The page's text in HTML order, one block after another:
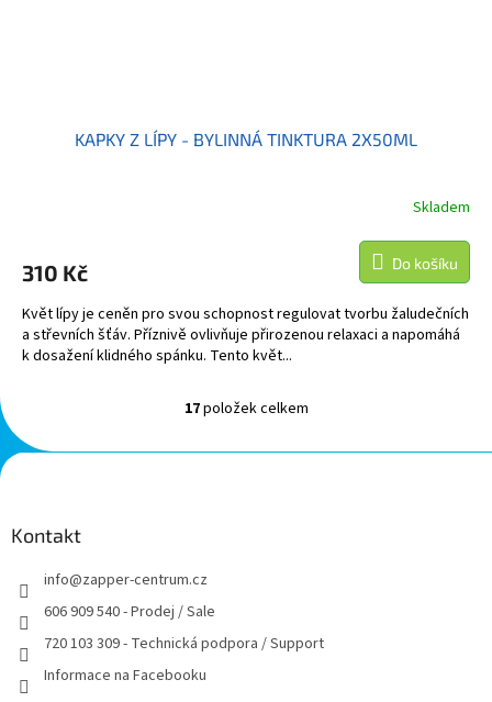
KAPKY Z LÍPY - BYLINNÁ TINKTURA 2X50ML
Skladem
310 Kč Do košíku
Květ lípy je ceněn pro svou schopnost regulovat tvorbu žaludečních
a střevních šťáv. Příznivě ovlivňuje přirozenou relaxaci a napomáhá
k dosažení klidného spánku. Tento květ...
O
l
k
17položek celkem
Z
á
Kontakt
info@zapper-centrum.cz
606 909 540 - Prodej / Sale
720 103 309 - Technická podpora / Support
Informace na Facebooku